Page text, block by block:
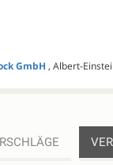
GmbH , Albert-